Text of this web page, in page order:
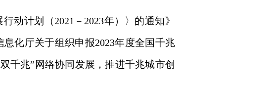
计划（2021－2023年）〉的通知》
息化厅关于组织申报2023年度全国千兆
千兆”网络协同发展，推进千兆城市创